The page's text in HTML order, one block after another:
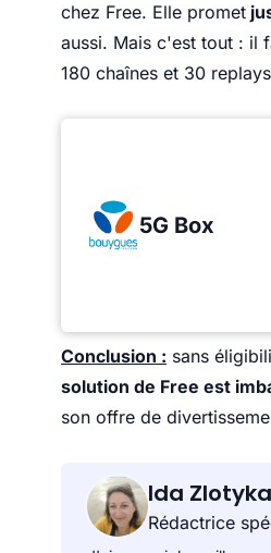
chez Free. Elle promet
aussi. Mais c'est tout : il
180 chaînes et 30
5G Box
Conclusion : sans
solution de Free est
son offre de
Ida
Rédactrice